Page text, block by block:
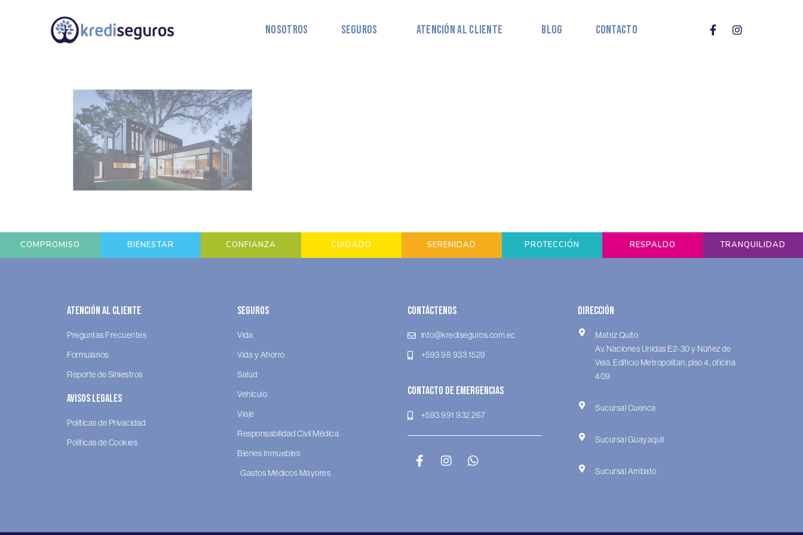
Nosotros Seguros Atención al Cliente Blog Contacto
COMPROMISO BIENESTAR CONFIANZA CUIDADO SERENIDAD PROTECCIÓN RESPALDO TRANQUILIDAD
Atención al Cliente
Preguntas Frecuentes
Formularios
Reporte de Siniestros
Avisos legales
Políticas de Privacidad
Políticas de Cookies
Seguros
Vida
Vida y Ahorro
Salud
Vehículo
Viaje
Responsabilidad Civil Médica
Bienes Inmuebles
Gastos Médicos Mayores
Contáctenos
info@krediseguros.com.ec
+593 98 933 1529
Contacto de Emergencias
+593 991 932 267
Dirección
Matriz Quito
Av. Naciones Unidas E2-30 y Núñez de
Vela. Edificio Metropolitan, piso 4, oficina
409.
Sucursal Cuenca
Sucursal Guayaquil
Sucursal Ambato